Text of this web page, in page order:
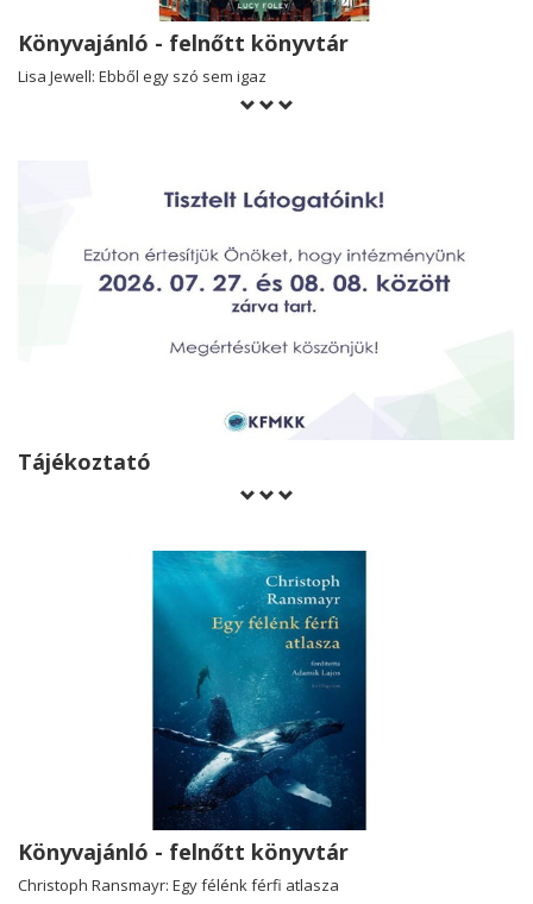
Könyvajánló - felnőtt könyvtár
Lisa Jewell: Ebből egy szó sem igaz
Tájékoztató
Könyvajánló - felnőtt könyvtár
Christoph Ransmayr: Egy félénk férfi atlasza